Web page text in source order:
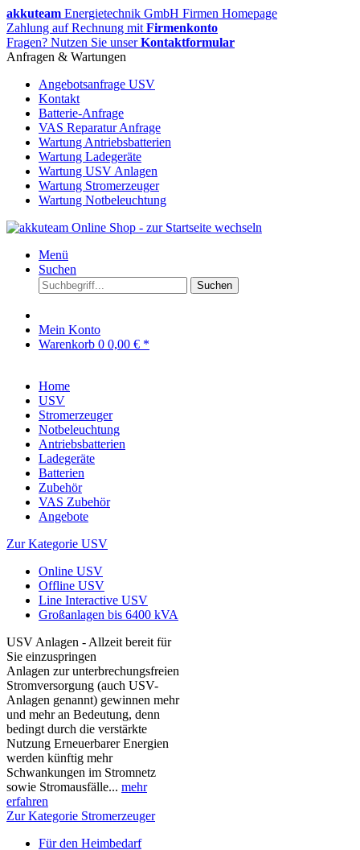
akkuteam Energietechnik GmbH Firmen Homepage
Zahlung auf Rechnung mit Firmenkonto
Fragen? Nutzen Sie unserKontaktformular
Anfragen & Wartungen
Angebotsanfrage USV
Kontakt
Batterie-Anfrage
VAS Reparatur Anfrage
Wartung Antriebsbatterien
Wartung Ladegeräte
Wartung USV Anlagen
Wartung Stromerzeuger
Wartung Notbeleuchtung
Menü
Suchen
Suchen
Mein Konto
Warenkorb 0 0,00 € *
Home
USV
Stromerzeuger
Notbeleuchtung
Antriebsbatterien
Ladegeräte
Batterien
Zubehör
VAS Zubehör
Angebote
Zur Kategorie USV
Online USV
Offline USV
Line Interactive USV
Großanlagen bis 6400 kVA
USV Anlagen - Allzeit bereit für
Sie einzuspringen
Anlagen zur unterbrechungsfreien
Stromversorgung (auch USV-
Anlagen genannt) gewinnen mehr
und mehr an Bedeutung, denn
bedingt durch die verstärkte
Nutzung Erneuerbarer Energien
werden künftig mehr
Schwankungen im Stromnetz
sowie Stromausfälle... mehr
erfahren
Zur Kategorie Stromerzeuger
Für den Heimbedarf